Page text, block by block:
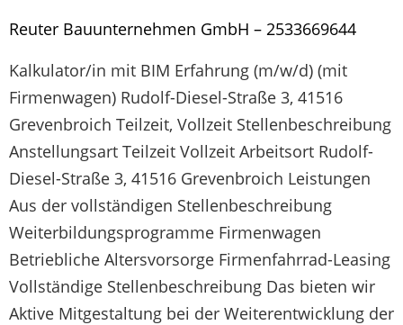
Reuter Bauunternehmen GmbH – 2533669644
Kalkulator/in mit BIM Erfahrung (m/w/d) (mit
Firmenwagen) Rudolf-Diesel-Straße 3, 41516
Grevenbroich Teilzeit, Vollzeit Stellenbeschreibung
Anstellungsart Teilzeit Vollzeit Arbeitsort Rudolf-
Diesel-Straße 3, 41516 Grevenbroich Leistungen
Aus der vollständigen Stellenbeschreibung
Weiterbildungsprogramme Firmenwagen
Betriebliche Altersvorsorge Firmenfahrrad-Leasing
Vollständige Stellenbeschreibung Das bieten wir
Aktive Mitgestaltung bei der Weiterentwicklung der